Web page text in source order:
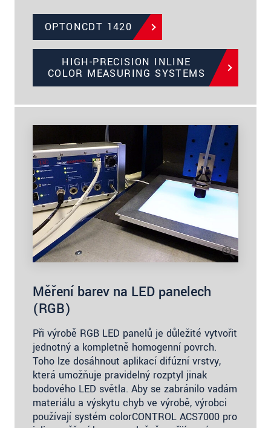
OPTONCDT 1420
HIGH-PRECISION INLINE
COLOR MEASURING SYSTEMS
Měření barev na LED panelech
(RGB)
Při výrobě RGB LED panelů je důležité vytvořit
jednotný a kompletně homogenní povrch.
Toho lze dosáhnout aplikací difúzní vrstvy,
která umožňuje pravidelný rozptyl jinak
bodového LED světla. Aby se zabránilo vadám
materiálu a výskytu chyb ve výrobě, výrobci
používají systém colorCONTROL ACS7000 pro